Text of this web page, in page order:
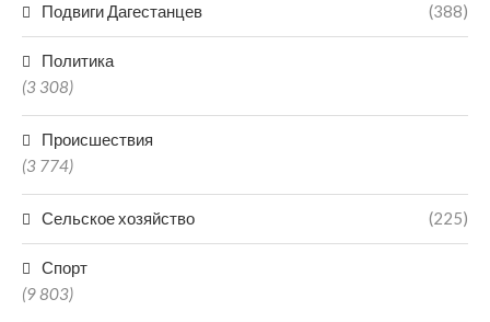
Подвиги Дагестанцев (388)
Политика
(3 308)
Происшествия
(3 774)
Сельское хозяйство (225)
Спорт
(9 803)